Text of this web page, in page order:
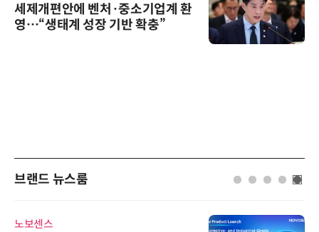
세제개편안에 벤처·중소기업계 환
영…“생태계 성장 기반 확충”
브랜드 뉴스룸
슈퍼솔루션